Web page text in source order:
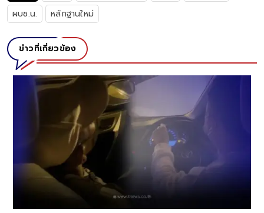
ผบช.น.
หลักฐานใหม่
ข่าวที่เกี่ยวข้อง